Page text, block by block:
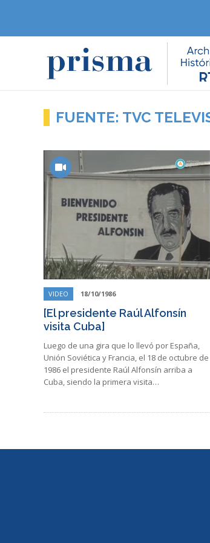
FUENTE: TVC
VIDEO 18/10/1986
[El presidente Raúl Alfonsín
visita Cuba]
Luego de una gira que lo llevó por España,
Unión Soviética y Francia, el 18 de octubre de
1986 el presidente Raúl Alfonsín arriba a
Cuba, siendo la primera visita…